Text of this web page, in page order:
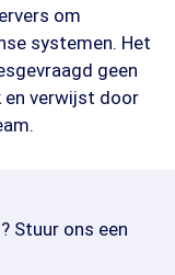
om
systemen. Het
geen
en verwijst door
Stuur ons een